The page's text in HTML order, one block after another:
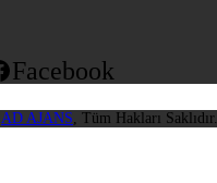
Facebook
AD AJANS, Tüm Hakları Saklıdır.